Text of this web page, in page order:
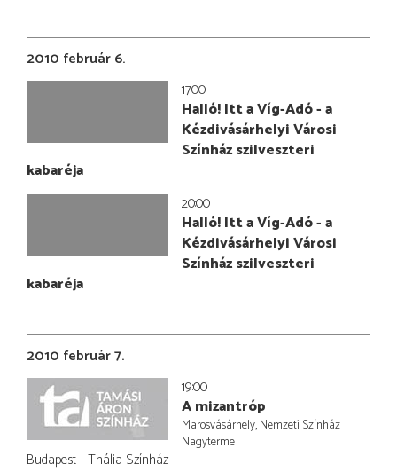
2010 február 6.
17:00
Halló! Itt a Víg-Adó - a
Kézdivásárhelyi Városi
Színház szilveszteri
kabaréja
20:00
Halló! Itt a Víg-Adó - a
Kézdivásárhelyi Városi
Színház szilveszteri
kabaréja
2010 február 7.
19:00
A mizantróp
Marosvásárhely, Nemzeti Színház
Nagyterme
Budapest - Thália Színház